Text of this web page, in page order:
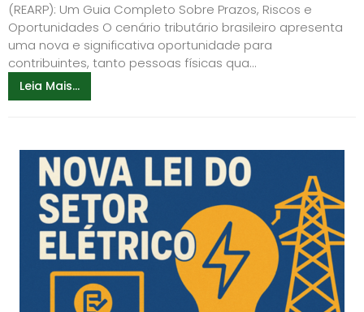
(REARP): Um Guia Completo Sobre Prazos, Riscos e
Oportunidades O cenário tributário brasileiro apresenta
uma nova e significativa oportunidade para
contribuintes, tanto pessoas físicas qua...
Leia Mais...